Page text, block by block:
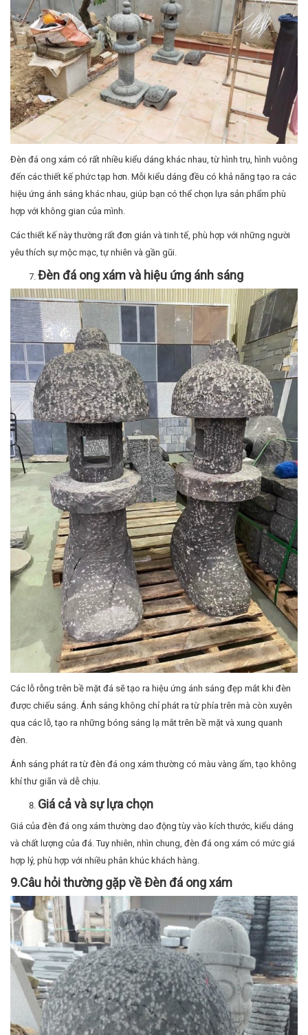
Đèn đá ong xám có rất nhiều kiểu dáng khác nhau, từ hình trụ, hình vuông
đến các thiết kế phức tạp hơn. Mỗi kiểu dáng đều có khả năng tạo ra các
hiệu ứng ánh sáng khác nhau, giúp bạn có thể chọn lựa sản phẩm phù
hợp với không gian của mình.
Các thiết kế này thường rất đơn giản và tinh tế, phù hợp với những người
yêu thích sự mộc mạc, tự nhiên và gần gũi.
Đèn đá ong xám và hiệu ứng ánh sáng
Các lỗ rỗng trên bề mặt đá sẽ tạo ra hiệu ứng ánh sáng đẹp mắt khi đèn
được chiếu sáng. Ánh sáng không chỉ phát ra từ phía trên mà còn xuyên
qua các lỗ, tạo ra những bóng sáng lạ mắt trên bề mặt và xung quanh
đèn.
Ánh sáng phát ra từ đèn đá ong xám thường có màu vàng ấm, tạo không
khí thư giãn và dễ chịu.
Giá cả và sự lựa chọn
Giá của đèn đá ong xám thường dao động tùy vào kích thước, kiểu dáng
và chất lượng của đá. Tuy nhiên, nhìn chung, đèn đá ong xám có mức giá
hợp lý, phù hợp với nhiều phân khúc khách hàng.
9.Câu hỏi thường gặp về Đèn đá ong xám